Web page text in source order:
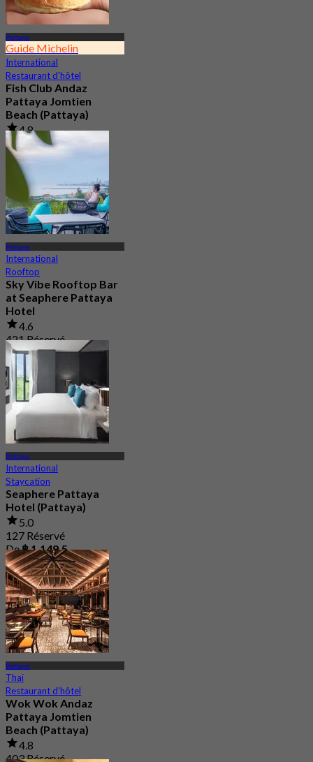
Pattaya
Guide Michelin
International
Restaurant d'hôtel
Fish Club Andaz
Pattaya Jomtien
Beach (Pattaya)
4.8
229 Réservé
De฿ 972.5
Pattaya
International
Rooftop
Sky Vibe Rooftop Bar
at Seaphere Pattaya
Hotel
4.6
421 Réservé
De฿ 495
Pattaya
International
Staycation
Seaphere Pattaya
Hotel (Pattaya)
5.0
127 Réservé
De฿ 1,149.5
Pattaya
Thaï
Restaurant d'hôtel
Wok Wok Andaz
Pattaya Jomtien
Beach (Pattaya)
4.8
403 Réservé